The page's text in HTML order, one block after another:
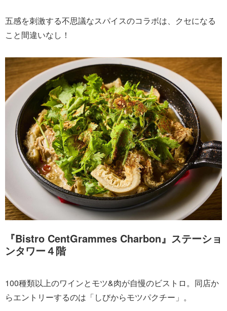
五感を刺激する不思議なスパイスのコラボは、クセになる
こと間違いなし！
『Bistro CentGrammes Charbon』ステーショ
ンタワー４階
100種類以上のワインとモツ&肉が自慢のビストロ。同店か
らエントリーするのは「しびからモツパクチー」。